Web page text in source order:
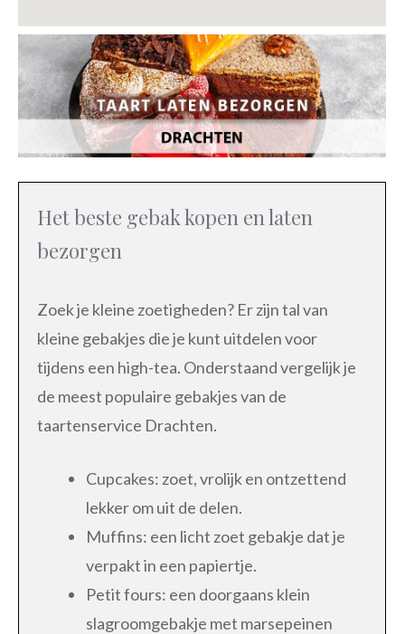
Het beste gebak kopen en laten
bezorgen
Zoek je kleine zoetigheden? Er zijn tal van
kleine gebakjes die je kunt uitdelen voor
tijdens een high-tea. Onderstaand vergelijk je
de meest populaire gebakjes van de
taartenservice Drachten.
Cupcakes: zoet, vrolijk en ontzettend
lekker om uit de delen.
Muffins: een licht zoet gebakje dat je
verpakt in een papiertje.
Petit fours: een doorgaans klein
slagroomgebakje met marsepeinen